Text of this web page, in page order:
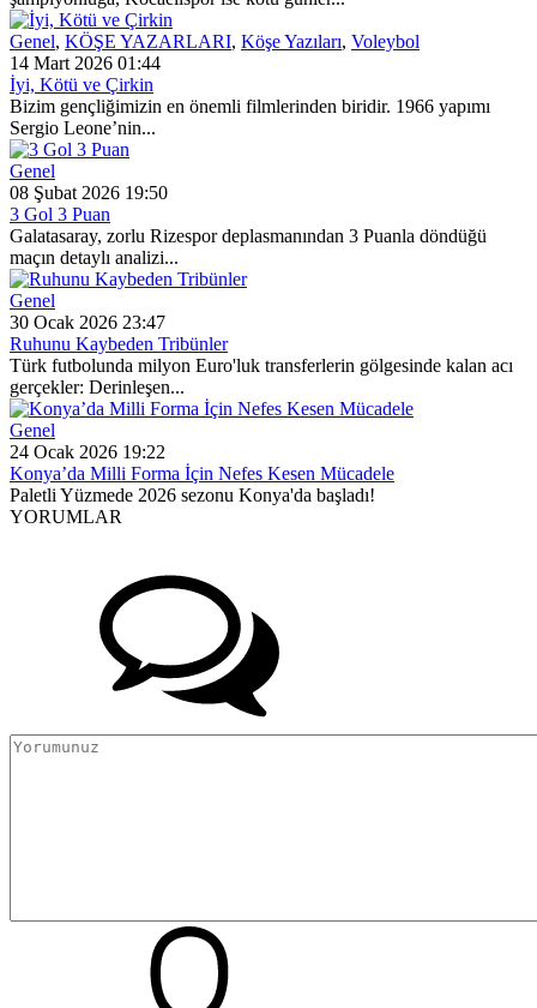
Genel, KÖŞE YAZARLARI, Köşe Yazıları, Voleybol
14 Mart 2026 01:44
İyi, Kötü ve Çirkin
Bizim gençliğimizin en önemli filmlerinden biridir. 1966 yapımı
Sergio Leone’nin...
Genel
08 Şubat 2026 19:50
3 Gol 3 Puan
Galatasaray, zorlu Rizespor deplasmanından 3 Puanla döndüğü
maçın detaylı analizi...
Genel
30 Ocak 2026 23:47
Ruhunu Kaybeden Tribünler
Türk futbolunda milyon Euro'luk transferlerin gölgesinde kalan acı
gerçekler: Derinleşen...
Genel
24 Ocak 2026 19:22
Konya’da Milli Forma İçin Nefes Kesen Mücadele
Paletli Yüzmede 2026 sezonu Konya'da başladı!
YORUMLAR